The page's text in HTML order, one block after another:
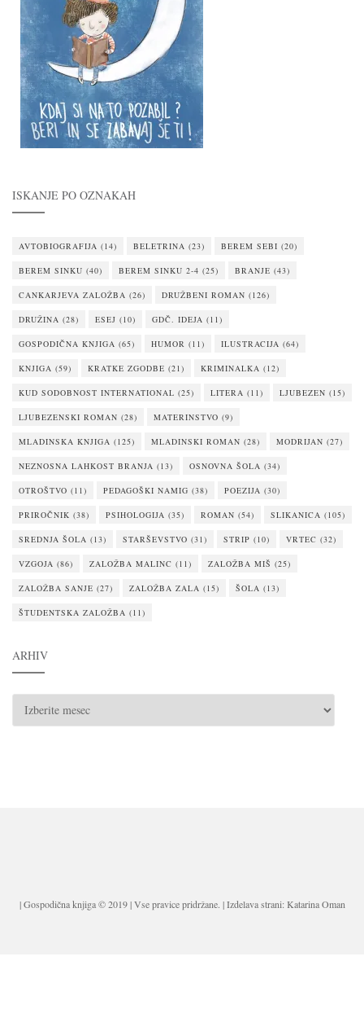
ISKANJE PO OZNAKAH
AVTOBIOGRAFIJA (14) BELETRINA (23) BEREM SEBI (20)
BEREM SINKU (40) BEREM SINKU 2-4 (25) BRANJE (43)
CANKARJEVA ZALOŽBA (26) DRUŽBENI ROMAN (126)
DRUŽINA (28) ESEJ (10) GDČ. IDEJA (11)
GOSPODIČNA KNJIGA (65) HUMOR (11) ILUSTRACIJA (64)
KNJIGA (59) KRATKE ZGODBE (21) KRIMINALKA (12)
KUD SODOBNOST INTERNATIONAL (25) LITERA (11) LJUBEZEN (15)
LJUBEZENSKI ROMAN (28) MATERINSTVO (9)
MLADINSKA KNJIGA (125) MLADINSKI ROMAN (28) MODRIJAN (27)
NEZNOSNA LAHKOST BRANJA (13) OSNOVNA ŠOLA (34)
OTROŠTVO (11) PEDAGOŠKI NAMIG (38) POEZIJA (30)
PRIROČNIK (38) PSIHOLOGIJA (35) ROMAN (54) SLIKANICA (105)
SREDNJA ŠOLA (13) STARŠEVSTVO (31) STRIP (10) VRTEC (32)
VZGOJA (86) ZALOŽBA MALINC (11) ZALOŽBA MIŠ (25)
ZALOŽBA SANJE (27) ZALOŽBA ZALA (15) ŠOLA (13)
ŠTUDENTSKA ZALOŽBA (11)
ARHIV
ARHIV
| Gospodična knjiga © 2019 | Vse pravice pridržane. | Izdelava strani: Katarina Oman